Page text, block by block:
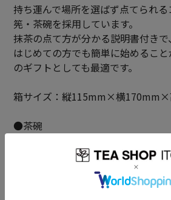
持ち運んで場所を選ばず点てられ
筅・茶碗を採用しています。
抹茶の点て方が分かる説明書付きで
はじめての方でも簡単に始めるこ
のギフトとしても最適です。
箱サイズ：縦115mm×横
●茶碗
んだ僧侶が持ち帰った黒釉の茶碗
と呼ばれるようになりました。 主
薬が施されていることが特長です。